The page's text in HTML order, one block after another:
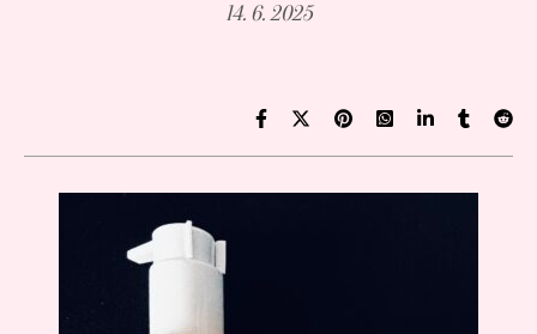
14. 6. 2025